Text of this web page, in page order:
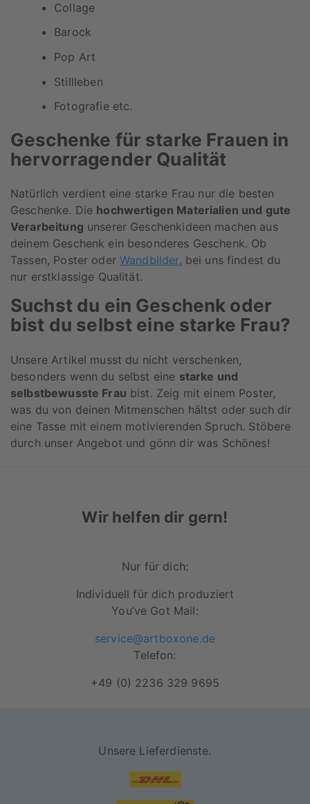
Collage
Barock
Pop Art
Stillleben
Fotografie etc.
Geschenke für starke Frauen in
hervorragender Qualität
Natürlich verdient eine starke Frau nur die besten
Geschenke. Die hochwertigen Materialien und gute
Verarbeitung unserer Geschenkideen machen aus
deinem Geschenk ein besonderes Geschenk. Ob
Tassen, Poster oderWandbilder, bei uns findest du
nur erstklassige Qualität.
Suchst du ein Geschenk oder
bist du selbst eine starke Frau?
Unsere Artikel musst du nicht verschenken,
besonders wenn du selbst eine starke und
selbstbewusste Frau bist. Zeig mit einem Poster,
was du von deinen Mitmenschen hältst oder such dir
eine Tasse mit einem motivierenden Spruch. Stöbere
durch unser Angebot und gönn dir was Schönes!
Wir helfen dir gern!
Nur für dich:
Individuell für dich produziert
You’ve Got Mail:
service@artboxone.de
Telefon:
+49 (0) 2236 329 9695
Unsere Lieferdienste.